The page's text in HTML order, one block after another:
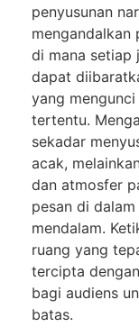
penyusunan
mengandalkan
di mana setiap
dapat
yang
tertentu.
sekadar
acak,
dan atmosfer
pesan di
mendalam.
ruang yang
tercipta
bagi audiens
batas.